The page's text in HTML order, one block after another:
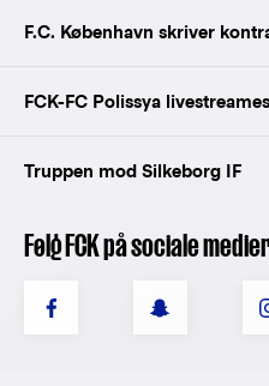
F.C. København skriver
FCK-FC Polissya
Truppen mod Silkeborg IF
Følg FCK på sociale